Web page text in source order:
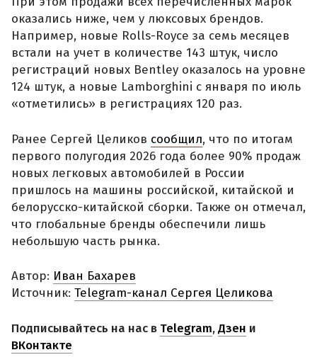
оказались ниже, чем у люксовых брендов.
Например, новые Rolls-Royce за семь месяцев
встали на учет в количестве 143 штук, число
регистраций новых Bentley оказалось на уровне
124 штук, а новые Lamborghini с января по июль
«отметились» в регистрациях 120 раз.
Ранее Сергей Целиков сообщил, что по итогам
первого полугодия 2026 года более 90% продаж
новых легковых автомобилей в России
пришлось на машины российской, китайской и
белорусско-китайской сборки. Также он отмечал,
что глобальные бренды обеспечили лишь
небольшую часть рынка.
Автор: Иван Бахарев
Источник: Telegram-канал Сергея Целикова
Подписывайтесь на нас в Telegram,Дзен и
ВКонтакте